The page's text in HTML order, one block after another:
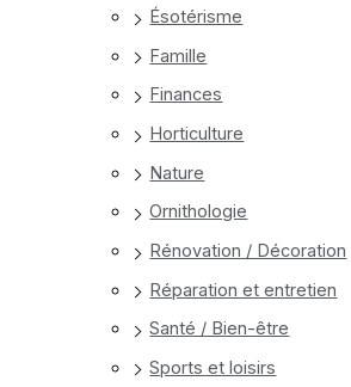
Ésotérisme
Famille
Finances
Horticulture
Nature
Ornithologie
Rénovation / Décoration
Réparation et entretien
Santé / Bien-être
Sports et loisirs